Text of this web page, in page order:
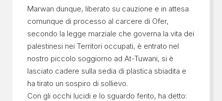
Marwan dunque, liberato su cauzione e in attesa
comunque di processo al carcere di Ofer,
secondo la legge marziale che governa la vita dei
palestinesi nei Territori occupati, è entrato nel
nostro piccolo soggiorno ad At-Tuwani, si è
lasciato cadere sulla sedia di plastica sbiadita e
ha tirato un sospiro di sollievo.
Con gli occhi lucidi e lo sguardo ferito, ha detto: